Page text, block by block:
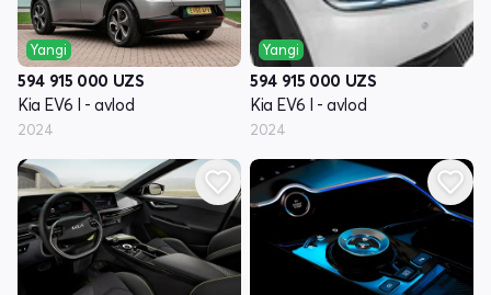
Yangi
594 915 000 UZS
Kia EV6 I - avlod
2024
Yangi
594 915 000 UZS
Kia EV6 I - avlod
2024